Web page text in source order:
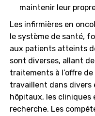
maintenir leur
Les infirmières en
le système de santé,
aux patients atteints
sont diverses, allant
traitements à l’offre
travaillent dans divers
hôpitaux, les
recherche. Les